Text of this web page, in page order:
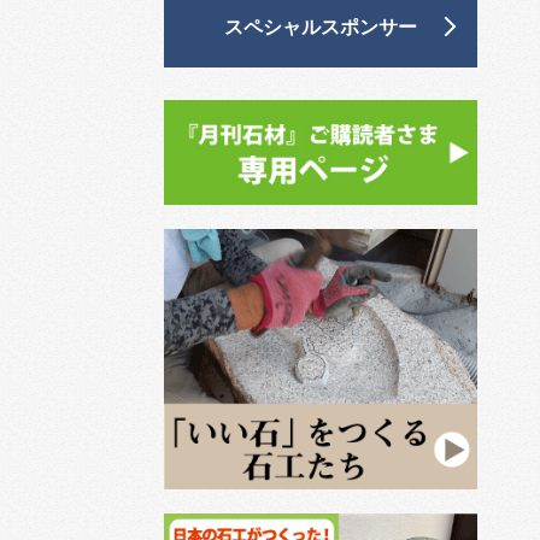
スペシャルスポンサー